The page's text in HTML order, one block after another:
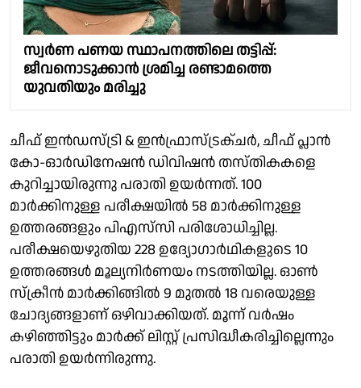
സ്വര്‍ണ പണയ സ്ഥാപനത്തിലെ തട്ടിപ്പ്:
ജീവനൊടുക്കാന്‍ ശ്രമിച്ച രണ്ടാമത്തെ
യുവതിയും മരിച്ചു
ചീഫ് ഇൻഡസ്ട്രി & ഇൻഫ്രാസ്ട്രക്ചർ, ചീഫ് പ്ലാൻ
കോ-ഓർഡിനേഷൻ ഡിവിഷൻ തസ്തികകളെ
കുറിച്ചായിരുന്നു പരാതി ഉയർന്നത്. 100
മാര്‍ക്കിനുള്ള പരീക്ഷയില്‍ 58 മാര്‍ക്കിനുള്ള
ഉത്തരങ്ങളും പിഎസ്‌സി പരിശോധിച്ചില്ല.
പരീക്ഷയെഴുതിയ 228 ഉദ്യോഗാർഥികളുടെ 10
ഉത്തരങ്ങൾ മൂല്യനിർണയം നടത്തിയില്ല. ഓൺ
സ്ക്രീൻ മാർക്കിങ്ങിൽ 9 മുതൽ 18 വരെയുള്ള
ചോദ്യങ്ങളാണ് ഒഴിവാക്കിയത്. മൂന്ന് വർഷം
കഴിഞ്ഞിട്ടും മാർക്ക് ലിസ്റ്റ് പ്രസിദ്ധീകരിച്ചില്ലെന്നും
പരാതി ഉയർന്നിരുന്നു.